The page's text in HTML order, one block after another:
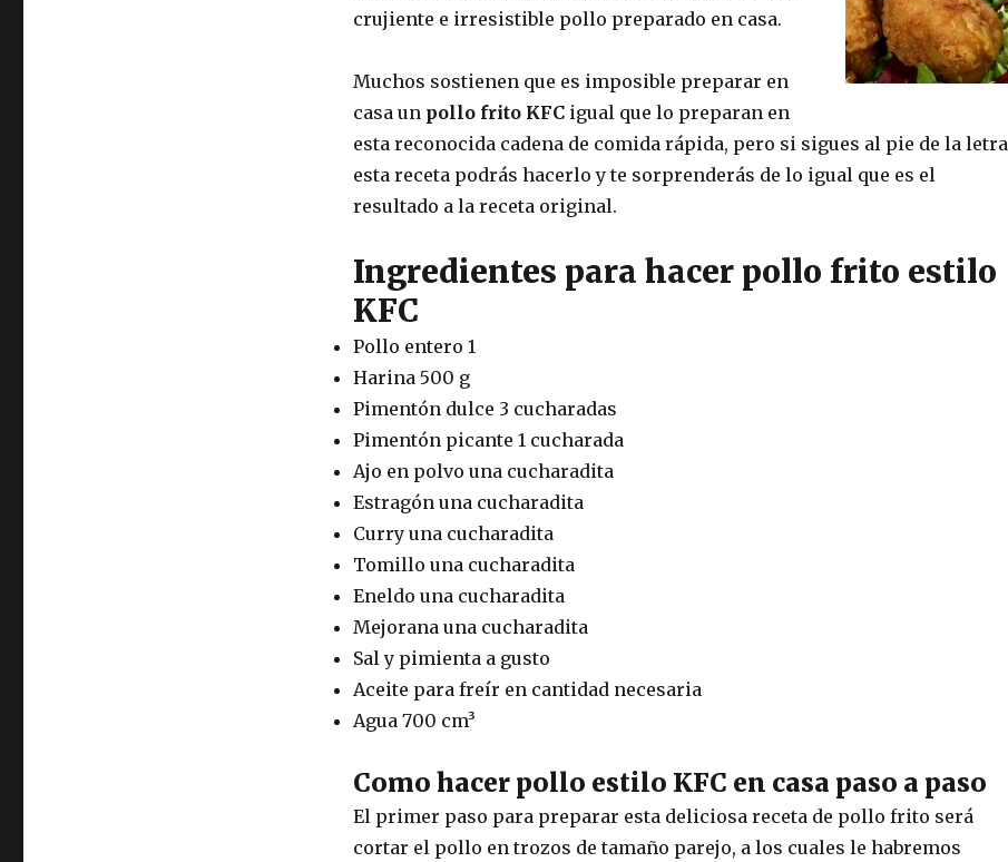
crujiente e irresistible pollo preparado en casa.
Muchos sostienen que es imposible preparar en
casa un pollo frito KFCigual que lo preparan en
esta reconocida cadena de comida rápida, pero si sigues al pie de la letra
esta receta podrás hacerlo y te sorprenderás de lo igual que es el
resultado a la receta original.
Ingredientes para hacer pollo frito estilo
KFC
Pollo entero 1
Harina 500 g
Pimentón dulce 3 cucharadas
Pimentón picante 1 cucharada
Ajo en polvo una cucharadita
Estragón una cucharadita
Curry una cucharadita
Tomillo una cucharadita
Eneldo una cucharadita
Mejorana una cucharadita
Sal y pimienta a gusto
Aceite para freír en cantidad necesaria
Agua 700 cm³
Como hacer pollo estilo KFC en casa paso a paso
El primer paso para preparar esta deliciosa receta de pollo frito será
cortar el pollo en trozos de tamaño parejo, a los cuales le habremos